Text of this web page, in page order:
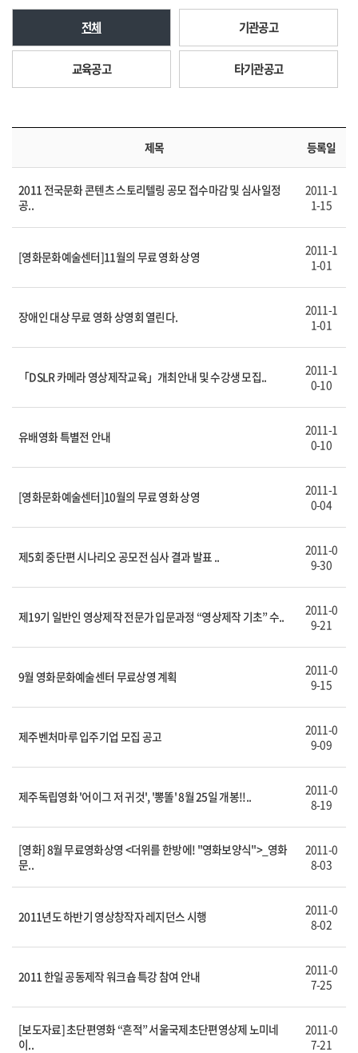
전체 기관공고
교육공고 타기관공고
제목 등록일
2011 전국문화 콘텐츠 스토리텔링 공모 접수마감 및 심사일정
공..
2011-1
1-15
[영화문화예술센터]11월의 무료 영화 상영
2011-1
1-01
장애인 대상 무료 영화 상영회 열린다.
2011-1
1-01
「DSLR 카메라 영상제작교육」개최안내 및 수강생 모집..
2011-1
0-10
유배영화 특별전 안내
2011-1
0-10
[영화문화예술센터]10월의 무료 영화 상영
2011-1
0-04
제5회 중단편 시나리오 공모전 심사 결과 발표 ..
2011-0
9-30
제19기 일반인 영상제작 전문가 입문과정 “영상제작 기초” 수..
2011-0
9-21
9월 영화문화예술센터 무료상영 계획
2011-0
9-15
제주벤처마루 입주기업 모집 공고
2011-0
9-09
제주독립영화 '어이그 저 귀것', '뽕똘' 8월 25일 개봉!!..
2011-0
8-19
[영화] 8월 무료영화상영 <더위를 한방에! "영화보양식">_영화
문..
2011-0
8-03
2011년도 하반기 영상창작자 레지던스 시행
2011-0
8-02
2011 한일 공동제작 워크숍 특강 참여 안내
2011-0
7-25
[보도자료] 초단편영화 “흔적” 서울국제초단편영상제 노미네
이..
2011-0
7-21